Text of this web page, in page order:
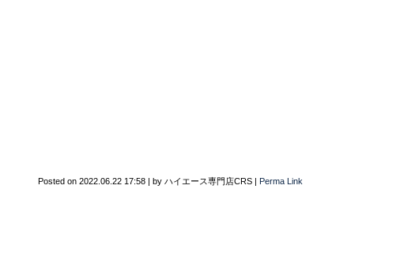
Posted on 2022.06.22 17:58 | by ハイエース専門店CRS | Perma Link